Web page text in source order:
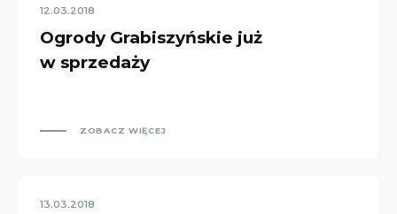
12.03.2018
Ogrody Grabiszyńskie już
w sprzedaży
ZOBACZ WIĘCEJ
13.03.2018